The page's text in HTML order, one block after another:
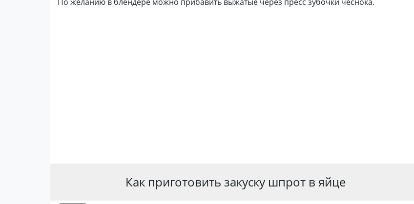
Как приготовить закуску шпрот в яйце